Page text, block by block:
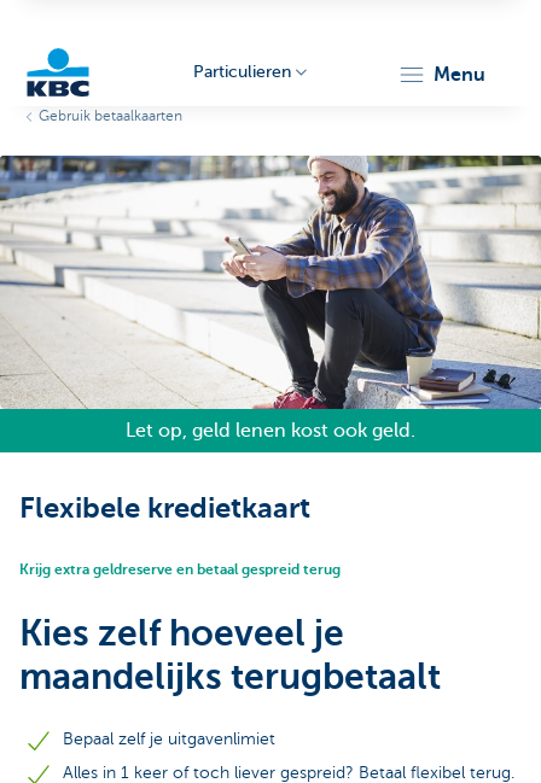
Particulieren
Particulieren menu
Gebruik betaalkaarten
Let op, geld lenen kost ook geld.
Flexibele kredietkaart
Krijg extra geldreserve en betaal gespreid terug
Kies zelf hoeveel je
maandelijks terugbetaalt
Bepaal zelf je uitgavenlimiet
Alles in 1 keer of toch liever gespreid? Betaal flexibel terug.